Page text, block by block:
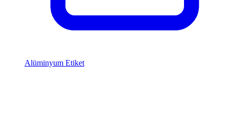
Alüminyum Etiket